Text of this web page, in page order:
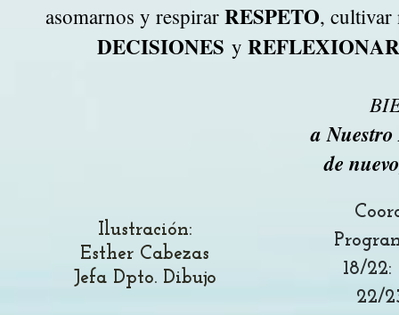
asomarnos y respirar RESPETO, cultivar
DECISIONES y REFLEXIONAR
a
de
Ilustración:
Esther Cabezas
Jefa Dpto. Dibujo
18/22:
22/